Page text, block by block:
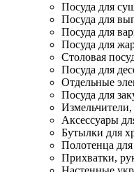
Посуда для
Посуда для
Посуда для
Посуда для
Столовая
Посуда для
Отдельные
Посуда для
Измельчители,
Аксессуары
Бутылки для
Полотенца
Прихватки,